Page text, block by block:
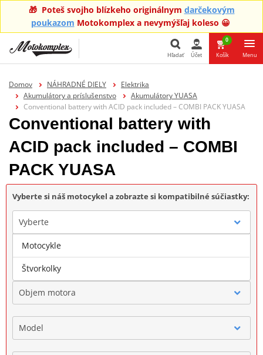
🎁 Poteš svojho blízkeho originálnym darčekovým
poukazom Motokomplex a nevymýšľaj koleso 😀
Hľadať Účet
0
Košík Menu
Domov NÁHRADNÉ DIELY
Elektrika
Akumulátory a príslušenstvo
Akumulátory YUASA
Conventional battery with ACID pack included – COMBI PACK YUASA
Conventional battery with
ACID pack included – COMBI
PACK YUASA
Vyberte si náš motocykel a zobrazte si kompatibilné súčiastky:
Vyberte
Značka
Objem motora
Model
Motocykle
Štvorkolky